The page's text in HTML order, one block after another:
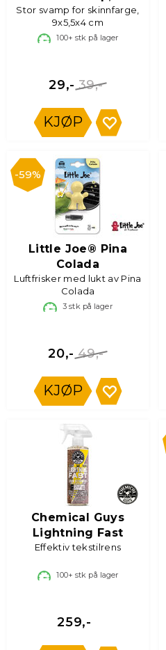
Stor svamp for skinnfarge,
9x5,5x4 cm
100+ stk på lager
39,-
29,-
KJØP
59%
Little Joe® Pina
Colada
Luftfrisker med lukt av Pina
Colada
3 stk på lager
49,-
20,-
KJØP
Chemical Guys
Lightning Fast
Effektiv tekstilrens
100+ stk på lager
259,-